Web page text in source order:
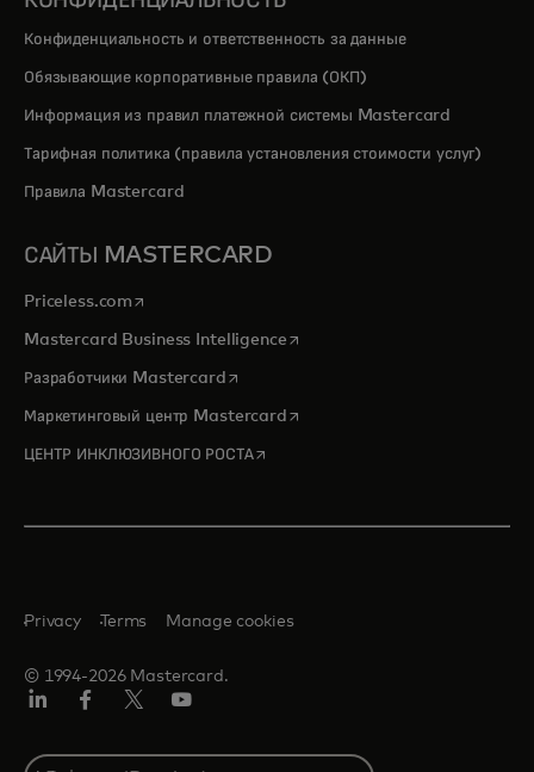
Конфиденциальность и ответственность за данные
Обязывающие корпоративные правила (ОКП)
Информация из правил платежной системы Mastercard
Тарифная политика (правила установления стоимости услуг)
Правила Mastercard
САЙТЫ MASTERCARD
Priceless.com opens in a new tab
Mastercard Business Intelligenceopens in a new tab
Разработчики Mastercardopens in a new tab
Маркетинговый центр Mastercardopens in a new tab
ЦЕНТР ИНКЛЮЗИВНОГО РОСТАopens in a new tab
© 1994-2026 Mastercard.
Privacy Terms Manage cookies
Select
Twitter)